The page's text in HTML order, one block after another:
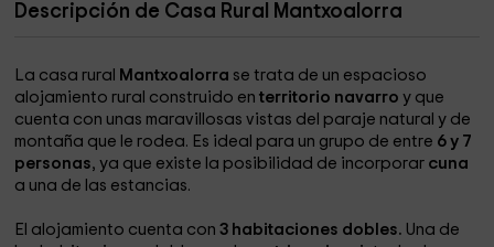
Descripción de Casa Rural Mantxoalorra
La casa rural Mantxoalorra se trata de un espacioso
alojamiento rural construido enterritorio navarro y que
cuenta con unas maravillosas vistas del paraje natural y de
montaña que le rodea. Es ideal para un grupo de entre 6 y 7
personas, ya que existe la posibilidad de incorporar cuna
a una de las estancias.
El alojamiento cuenta con3 habitaciones dobles. Una de